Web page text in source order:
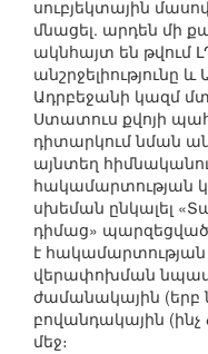
սուբյեկտային
մնացել. արդեն մի
ակնհայտ են թվում
անշրջելիությունը
Ադրբեջանի կազմ
Ստատուս քվոյի
դիտարկում նման
այնտեղ
հակամարտության
սխեման ընկալել
դիմաց»
է հակամարտության
վերափոխման
ժամանակային (երբ
բովանդակային
մեջ։